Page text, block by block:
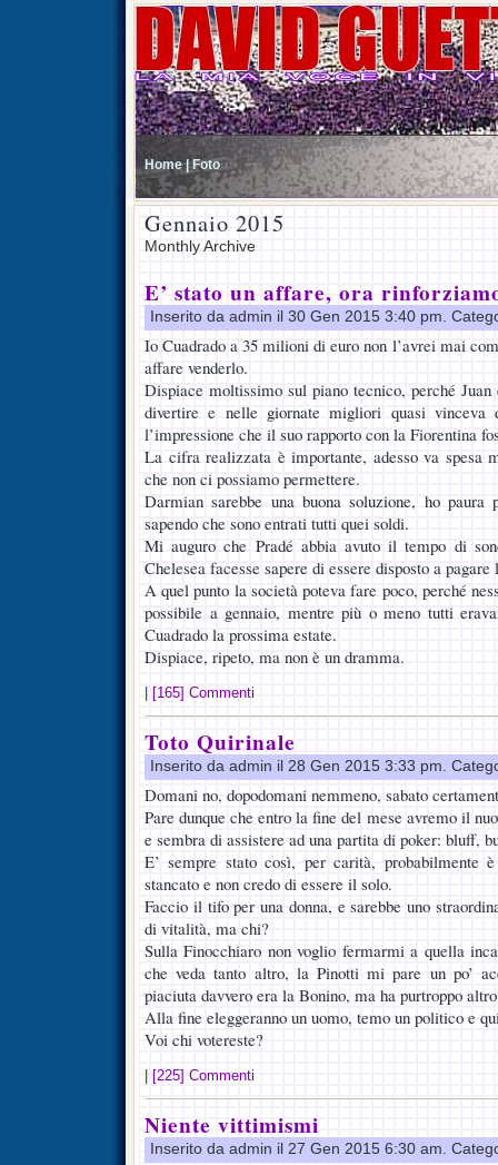
Home | Foto
Gennaio 2015
Monthly Archive
E’ stato un affare, ora
Inserito da admin il 30 Gen 2015 3:40 pm.
Io Cuadrado a 35 milioni di euro non l’avrei mai
affare venderlo.
Dispiace moltissimo sul piano tecnico, perché
divertire e nelle giornate migliori quasi
l’impressione che il suo rapporto con la Fiorentina
La cifra realizzata è importante, adesso va spesa
che non ci possiamo permettere.
Darmian sarebbe una buona soluzione, ho
sapendo che sono entrati tutti quei soldi.
Mi auguro che Pradé abbia avuto il tempo di
Chelesea facesse sapere di essere disposto a
A quel punto la società poteva fare poco, perché
possibile a gennaio, mentre più o meno tutti
Cuadrado la prossima estate.
Dispiace, ripeto, ma non è un dramma.
[165] Commenti
Toto Quirinale
Inserito da admin il 28 Gen 2015 3:33 pm.
Domani no, dopodomani nemmeno, sabato
Pare dunque che entro la fine del mese avremo il
e sembra di assistere ad una partita di poker: bluff,
E’ sempre stato così, per carità,
stancato e non credo di essere il solo.
Faccio il tifo per una donna, e sarebbe uno
di vitalità, ma chi?
Sulla Finocchiaro non voglio fermarmi a quella
che veda tanto altro, la Pinotti mi pare un po’
piaciuta davvero era la Bonino, ma ha purtroppo
Alla fine eleggeranno un uomo, temo un politico e
Voi chi votereste?
[225] Commenti
Niente vittimismi
Inserito da admin il 27 Gen 2015 6:30 am.